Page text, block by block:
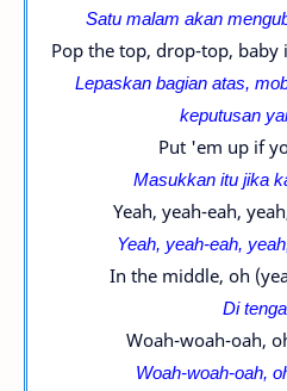
Satu malam akan
Pop the top, drop-top,
Lepaskan bagian atas,
keputusan
Put 'em up if
Masukkan itu jika
Yeah, yeah-eah,
Yeah, yeah-eah,
In the middle, oh
Di
Woah-woah-oah,
Woah-woah-oah,